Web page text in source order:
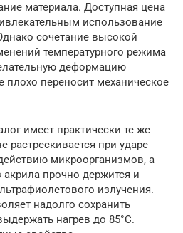
материала. Доступная цена
использование
сочетание высокой
температурного режима
деформацию
плохо переносит механическое
имеет практически те же
при ударе
микроорганизмов, а
прочно держится и
излучения.
надолго сохранить
нагрев до 85°C.